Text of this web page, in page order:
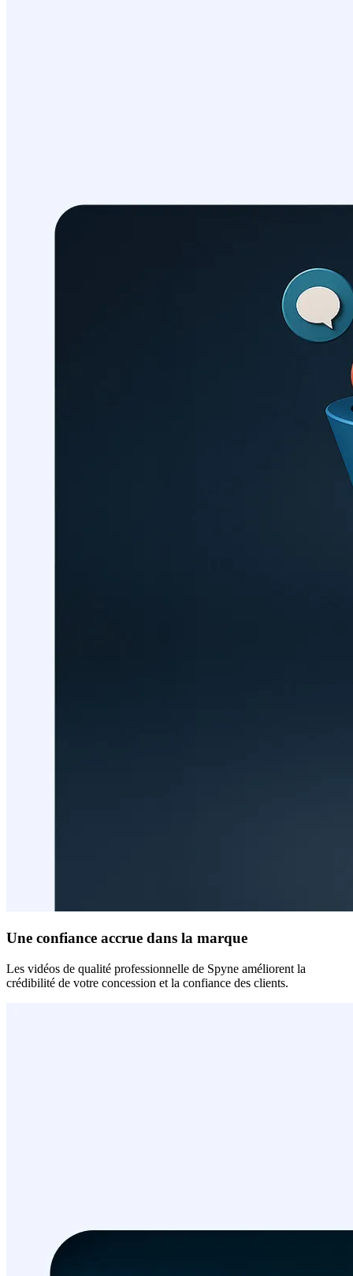
Une confiance accrue dans la marque
Les vidéos de qualité professionnelle de Spyne améliorent la
crédibilité de votre concession et la confiance des clients.